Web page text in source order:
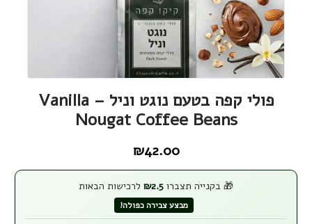
פולי קפה בטעם נוגט וניל – Vanilla
Nougat Coffee Beans
₪42.00
🎁 בקנייה תצברו ₪2.5 לרכישות הבאות
מבצע צבירה כפולה!